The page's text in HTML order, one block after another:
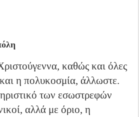
καθώς και όλες
και η πολυκοσμία, άλλωστε.
των εσωστρεφών
αλλά με όριο, η